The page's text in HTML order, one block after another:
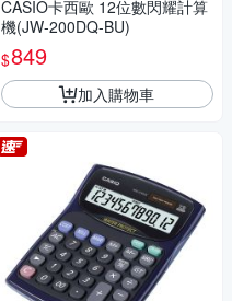
CASIO卡西歐 12位數閃耀計算
機(JW-200DQ-BU)
$849
加入購物車